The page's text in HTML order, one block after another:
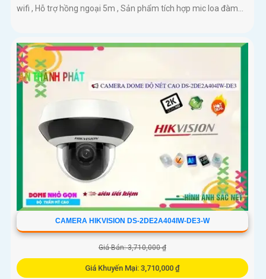
wifi , Hỗ trợ hồng ngoại 5m , Sản phẩm tích hợp mic loa đàm...
CAMERA HIKVISION DS-2DE2A404IW-DE3-W
Giá Bán: 3,710,000 ₫
Giá Khuyến Mại: 3,710,000 ₫